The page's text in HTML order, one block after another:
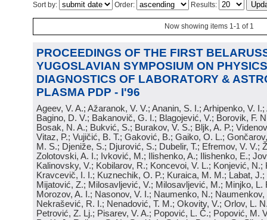
Sort by: Order: Results:
Now showing items 1-1 of 1
PROCEEDINGS OF THE FIRST
YUGOSLAVIAN SYMPOSIUM ON
DIAGNOSTICS OF LABORATORY &
PLASMA PDP - I'96
Ageev, V. A.; Ažaranok, V. V.; Ananin, S. I.; Arhipenko, V.
Bagino, D. V.; Bakanovič, G. I.; Blagojević, V.; Borovik, F.
Bosak, N. A.; Bukvić, S.; Burakov, V. S.; Bljk, A. P.;
Vitaz, P.; Vujičić, B. T.; Gaković, B.; Gaiko, O. L.;
M. S.; Djeniže, S.; Djurović, S.; Dubelir, T.; Efremov, V. V.;
Zolotovski, A. I.; Ivković, M.; Ilishenko, A.; Ilishenko, E.;
Kalinovsky, V.; Kobilarov, R.; Koncevoi, V. L.; Konjević, N.;
Kravcevič, I. I.; Kuznechik, O. P.; Kuraica, M. M.; Labat,
Mijatović, Z.; Milosavljević, V.; Milosavljević, M.; Minjko, L.
Morozov, A. I.; Nasonov, V. I.; Naumenko, N.; Naumenkov,
Nekrašević, R. I.; Nenadović, T. M.; Okovity, V.; Orlov, L.
Petrović, Z. Lj.; Pisarev, V. A.; Popović, L. Č.; Popović, M.